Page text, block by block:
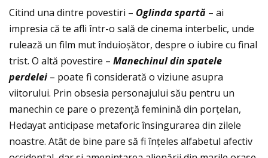
Citind una dintre povestiri – Oglinda spartă – ai
impresia că te afli într-o sală de cinema interbelic, unde
rulează un film mut înduioșător, despre o iubire cu final
trist. O altă povestire – Manechinul din spatele
perdelei – poate fi considerată o viziune asupra
viitorului. Prin obsesia personajului său pentru un
manechin ce pare o prezenţă feminină din porţelan,
Hedayat anticipase metaforic însingurarea din zilele
noastre. Atât de bine pare să fi înţeles alfabetul afectiv